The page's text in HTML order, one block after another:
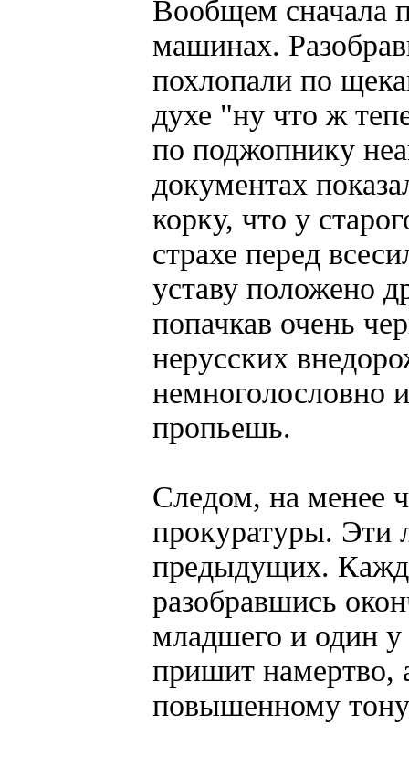
Вообщем сначала
машинах.
похлопали по
духе "ну что ж
по поджопнику
документах
корку, что у
страхе перед
уставу положено
попачкав очень
нерусских
немноголословно
пропьешь.
Следом, на менее
прокуратуры. Эти
предыдущих.
разобравшись
младшего и один
пришит намертво,
повышенному